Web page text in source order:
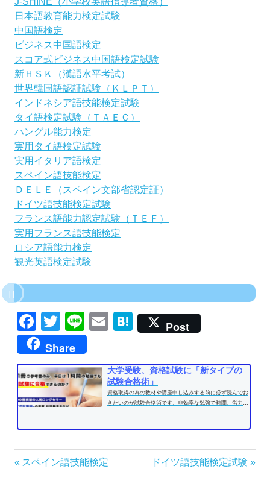
日本語教育能力検定試験
中国語検定
ビジネス中国語検定
スコア式ビジネス中国語検定試験
新ＨＳＫ（漢語水平考試）
世界韓国語認証試験（ＫＬＰＴ）
インドネシア語技能検定試験
タイ語検定試験（ＴＡＥＣ）
ハングル能力検定
実用タイ語検定試験
実用イタリア語検定
スペイン語技能検定
ＤＥＬＥ（スペイン文部省認定証）
ドイツ語技能検定試験
フランス語能力認定試験（ＴＥＦ）
実用フランス語技能検定
ロシア語能力検定
観光英語検定試験
Facebook
TwitterLineEmailHatena
Post
Share
大学受験、資格試験に「新タイプの
試験合格術」
資格取得の為の教材や講座申し込みする前に必ず読んでお
きたいのが試験合格術です。非効率な勉強で時間、労力を
投
稿
前
の
スペイン語技能検定
次
の
ドイツ語技能検定試験